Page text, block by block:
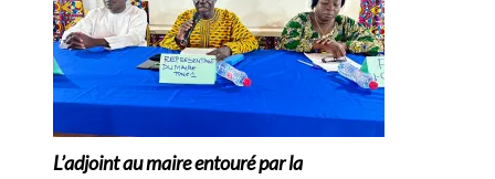
L’adjoint au maire entouré par la